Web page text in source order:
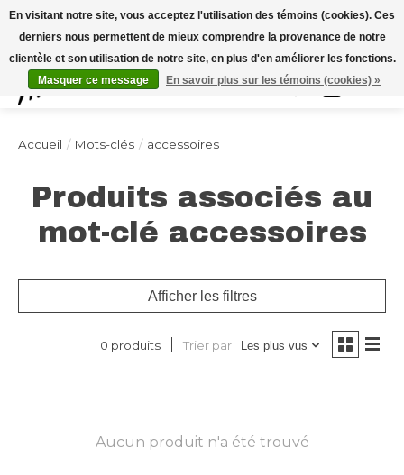
Expédition sous 48h / Livraison gratuite dès 150€ d'achats / -10% avec le code
"4MILKZOO"
Liste de
Panier
Accueil / Mots-clés / accessoires
Produits associés au
mot-clé accessoires
Afficher les filtres
0 produits Trier par Les plus vus
Aucun produit n'a été trouvé
En visitant notre site, vous acceptez l'utilisation des témoins (cookies). Ces
derniers nous permettent de mieux comprendre la provenance de notre
clientèle et son utilisation de notre site, en plus d'en améliorer les fonctions.
Masquer ce message
En savoir plus sur les témoins (cookies) »